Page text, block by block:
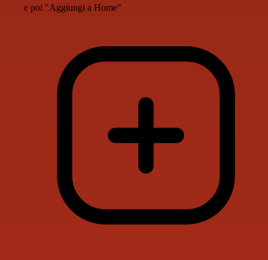
e poi "Aggiungi a Home"